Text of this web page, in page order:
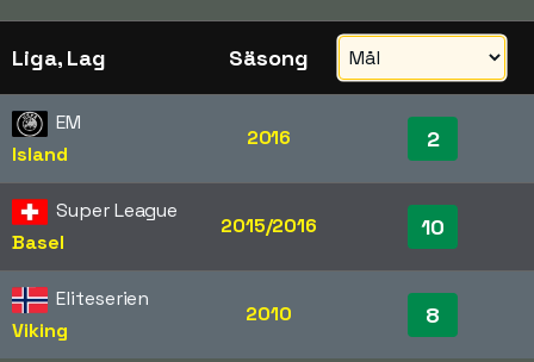
Liga, Lag Säsong
EM
Island
2016 2
Super League
Basel
2015/2016 10
Eliteserien
Viking
2010 8